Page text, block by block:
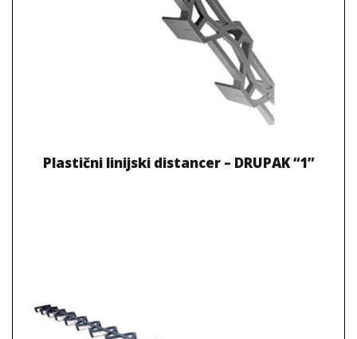
Plastični linijski distancer – DRUPAK “1”